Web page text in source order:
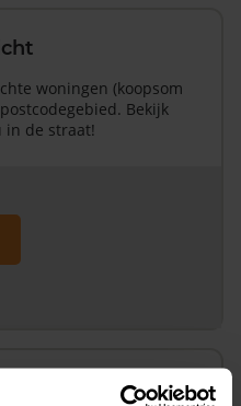
woningen (koopsom
Bekijk
in de straat!
(1 jaar gratis